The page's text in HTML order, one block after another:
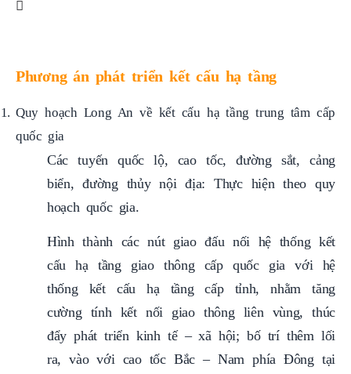
Phương án phát triển kết cấu hạ tầng
Quy hoạch Long An về kết cấu hạ tầng trung tâm cấp
quốc gia
Các tuyến quốc lộ, cao tốc, đường sắt, cảng
biển, đường thủy nội địa: Thực hiện theo quy
hoạch quốc gia.
Hình thành các nút giao đấu nối hệ thống kết
cấu hạ tầng giao thông cấp quốc gia với hệ
thống kết cấu hạ tầng cấp tỉnh, nhằm tăng
cường tính kết nối giao thông liên vùng, thúc
đẩy phát triển kinh tế – xã hội; bố trí thêm lối
ra, vào với cao tốc Bắc – Nam phía Đông tại